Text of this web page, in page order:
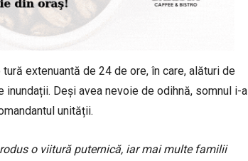
extenuantă de 24 de ore, în care, alături de
Deși avea nevoie de odihnă, somnul i-a
unității.
o viitură puternică, iar mai multe familii